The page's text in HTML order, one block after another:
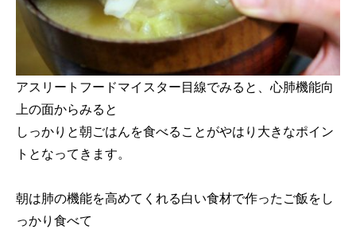
アスリートフードマイスター目線でみると、心肺機能向
上の面からみると
しっかりと朝ごはんを食べることがやはり大きなポイン
トとなってきます。
朝は肺の機能を高めてくれる白い食材で作ったご飯をし
っかり食べて